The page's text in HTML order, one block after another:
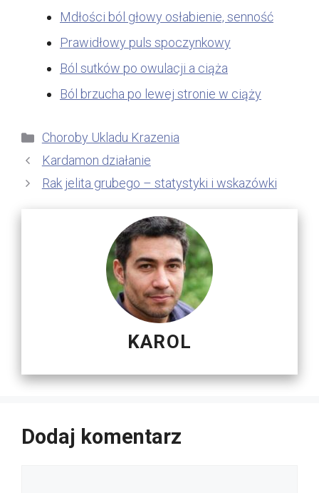
Mdłości ból głowy osłabienie, senność
Prawidłowy puls spoczynkowy
Ból sutków po owulacji a ciąża
Ból brzucha po lewej stronie w ciąży
Kategorie
Choroby Ukladu Krazenia
Kardamon działanie
Rak jelita grubego – statystyki i wskazówki
KAROL
Dodaj komentarz